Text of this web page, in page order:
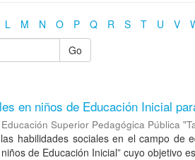
L M N O P Q R S T U V
Go
en niños de Educación Inicial
Superior Pedagógica Pública
habilidades sociales en el campo de
de Educación Inicial” cuyo objetivo